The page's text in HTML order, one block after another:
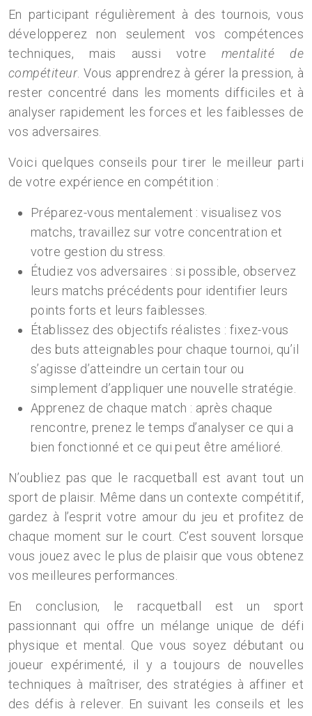
En participant régulièrement à des tournois, vous
développerez non seulement vos compétences
techniques, mais aussi votre mentalité de
compétiteur. Vous apprendrez à gérer la pression, à
rester concentré dans les moments difficiles et à
analyser rapidement les forces et les faiblesses de
vos adversaires.
Voici quelques conseils pour tirer le meilleur parti
de votre expérience en compétition :
Préparez-vous mentalement : visualisez vos
matchs, travaillez sur votre concentration et
votre gestion du stress.
Étudiez vos adversaires : si possible, observez
leurs matchs précédents pour identifier leurs
points forts et leurs faiblesses.
Établissez des objectifs réalistes : fixez-vous
des buts atteignables pour chaque tournoi, qu’il
s’agisse d’atteindre un certain tour ou
simplement d’appliquer une nouvelle stratégie.
Apprenez de chaque match : après chaque
rencontre, prenez le temps d’analyser ce qui a
bien fonctionné et ce qui peut être amélioré.
N’oubliez pas que le racquetball est avant tout un
sport de plaisir. Même dans un contexte compétitif,
gardez à l’esprit votre amour du jeu et profitez de
chaque moment sur le court. C’est souvent lorsque
vous jouez avec le plus de plaisir que vous obtenez
vos meilleures performances.
En conclusion, le racquetball est un sport
passionnant qui offre un mélange unique de défi
physique et mental. Que vous soyez débutant ou
joueur expérimenté, il y a toujours de nouvelles
techniques à maîtriser, des stratégies à affiner et
des défis à relever. En suivant les conseils et les